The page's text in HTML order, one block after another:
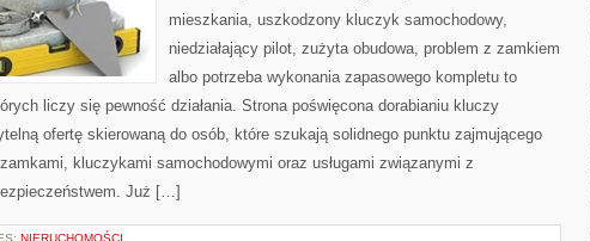
mieszkania, uszkodzony kluczyk samochodowy,
niedziałający pilot, zużyta obudowa, problem z zamkiem
albo potrzeba wykonania zapasowego kompletu to
liczy się pewność działania. Strona poświęcona dorabianiu kluczy
ofertę skierowaną do osób, które szukają solidnego punktu zajmującego
kluczykami samochodowymi oraz usługami związanymi z
Już […]
NIERUCHOMOŚCI